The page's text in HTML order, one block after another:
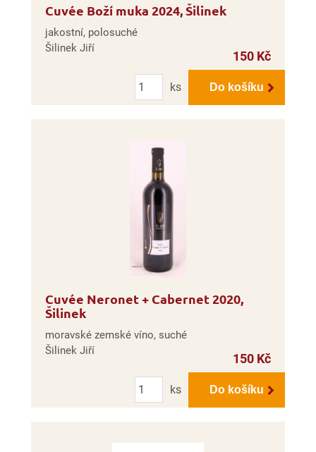
Cuvée Boží muka 2024, Šilinek
jakostní, polosuché
Šilinek Jiří
150 Kč
Počet
ks
Do košíku
Cuvée Neronet + Cabernet 2020,
Šilinek
moravské zemské víno, suché
Šilinek Jiří
150 Kč
Počet
ks
Do košíku